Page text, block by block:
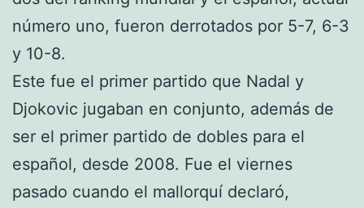
número uno, fueron derrotados por 5-7, 6-3
y 10-8.
Este fue el primer partido que Nadal y
Djokovic jugaban en conjunto, además de
ser el primer partido de dobles para el
español, desde 2008. Fue el viernes
pasado cuando el mallorquí declaró,